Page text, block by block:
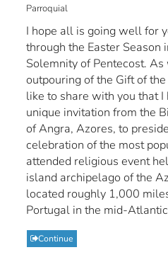
Parroquial
I hope all is going well for
through the Easter Season
Solemnity of Pentecost.
outpouring of the Gift of
like to share with you that I
unique invitation from the
of Angra, Azores, to
celebration of the most
attended religious event
island archipelago of the
located roughly 1,000
Portugal in the mid-
Continue